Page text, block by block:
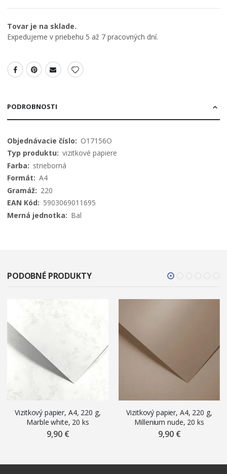
Tovar je na sklade.
Expedujeme v priebehu 5 až 7 pracovných dní.
PODROBNOSTI
Viac
informácií
O17156O
vizitkové papiere
strieborná
A4
220
5903069011695
Bal
PODOBNÉ PRODUKTY
Vizitkový papier, A4, 220 g,
Marble white, 20 ks
9,90 €
Vizitkový papier, A4, 220 g,
Millenium nude, 20 ks
9,90 €